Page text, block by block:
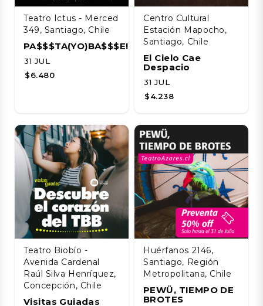
Teatro Ictus - Merced
349, Santiago, Chile
PA$$$TA(YO)BA$$$E!!!!
31 JUL
$6.480
Centro Cultural
Estación Mapocho,
Santiago, Chile
El Cielo Cae
Despacio
31 JUL
$4.238
Teatro Biobío -
Avenida Cardenal
Raúl Silva Henríquez,
Concepción, Chile
Visitas Guiadas
Huérfanos 2146,
Santiago, Región
Metropolitana, Chile
PEWÜ, TIEMPO DE
BROTES